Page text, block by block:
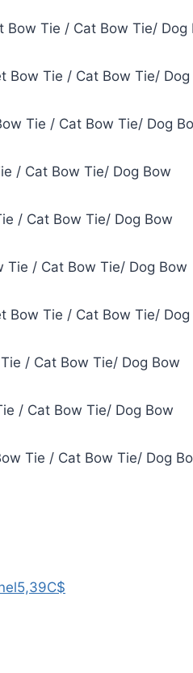
Bow Tie / Cat Bow Tie/ Dog
Bow Tie / Cat Bow Tie/ Dog
Tie / Cat Bow Tie/ Dog
/ Cat Bow Tie/ Dog Bow
/ Cat Bow Tie/ Dog Bow
Tie / Cat Bow Tie/ Dog Bow
Bow Tie / Cat Bow Tie/ Dog
/ Cat Bow Tie/ Dog Bow
/ Cat Bow Tie/ Dog Bow
Tie / Cat Bow Tie/ Dog
5,39C$